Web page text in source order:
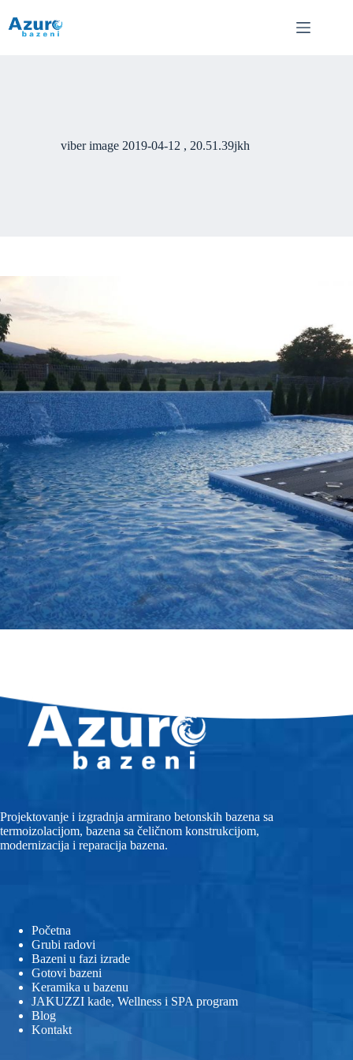
content
viber image 2019-04-12 , 20.51.39jkh
Projektovanje i izgradnja armirano betonskih bazena sa
termoizolacijom, bazena sa čeličnom konstrukcijom,
modernizacija i reparacija bazena.
Početna
Grubi radovi
Bazeni u fazi izrade
Gotovi bazeni
Keramika u bazenu
JAKUZZI kade, Wellness i SPA program
Blog
Kontakt